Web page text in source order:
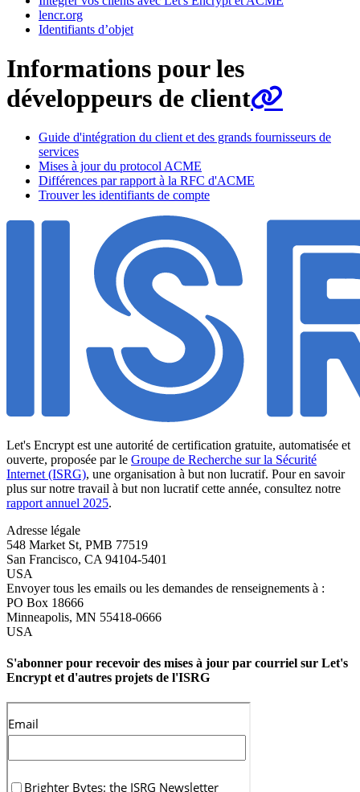
lencr.org
Identifiants d’objet
Informations pour les
développeurs de client
Guide d'intégration du client et des grands fournisseurs de
services
Mises à jour du protocol ACME
Différences par rapport à la RFC d'ACME
Trouver les identifiants de compte
Let's Encrypt est une autorité de certification gratuite, automatisée et
ouverte, proposée par le Groupe de Recherche sur la Sécurité
Internet (ISRG), une organisation à but non lucratif. Pour en savoir
plus sur notre travail à but non lucratif cette année, consultez notre
rapport annuel 2025.
Adresse légale
548 Market St, PMB 77519
San Francisco, CA 94104-5401
USA
Envoyer tous les emails ou les demandes de renseignements à :
PO Box 18666
Minneapolis, MN 55418-0666
USA
S'abonner pour recevoir des mises à jour par courriel sur Let's
Encrypt et d'autres projets de l'ISRG